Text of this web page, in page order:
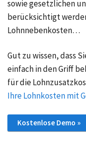
sowie gesetzlichen
berücksichtigt
Lohnnebenkosten…
Gut zu wissen, dass
einfach in den Griff
für die
Ihre Lohnkosten mit
Kostenlose Demo »